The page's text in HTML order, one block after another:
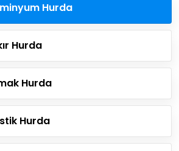
Hurda
Hurda
Hurda
Hurda